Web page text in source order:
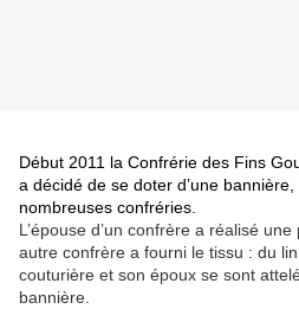
Début 2011 la Confrérie des Fins
a décidé de se doter d’une
nombreuses confréries.
L’épouse d’un confrère a réalisé
autre confrère a fourni le tissu : du
couturière et son époux se sont
bannière.